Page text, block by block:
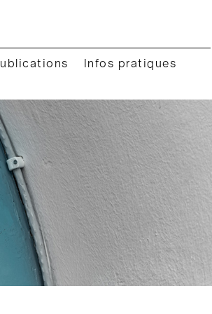
Infos pratiques